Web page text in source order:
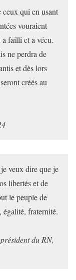
qui en usant
vouraient
failli et a vécu.
ne perdra de
et dès lors
créés au
veux dire que je
libertés et de
le peuple de
égalité, fraternité.
du RN,